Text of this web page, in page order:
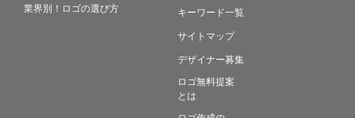
業界別！ロゴの選び方
キーワード一覧
サイトマップ
デザイナー募集
ロゴ無料提案
とは